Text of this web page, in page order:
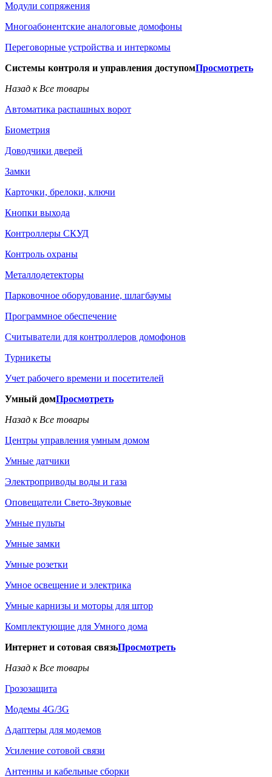
Модули сопряжения
Многоабонентские аналоговые домофоны
Переговорные устройства и интеркомы
Системы контроля и управления доступомПросмотреть
Назад к Все товары
Автоматика распашных ворот
Биометрия
Доводчики дверей
Замки
Карточки, брелоки, ключи
Кнопки выхода
Контроллеры СКУД
Контроль охраны
Металлодетекторы
Парковочное оборудование, шлагбаумы
Программное обеспечение
Считыватели для контроллеров домофонов
Турникеты
Учет рабочего времени и посетителей
Умный домПросмотреть
Назад к Все товары
Центры управления умным домом
Умные датчики
Электроприводы воды и газа
Оповещатели Свето-Звуковые
Умные пульты
Умные замки
Умные розетки
Умное освещение и электрика
Умные карнизы и моторы для штор
Комплектующие для Умного дома
Интернет и сотовая связьПросмотреть
Назад к Все товары
Грозозащита
Модемы 4G/3G
Адаптеры для модемов
Усиление сотовой связи
Антенны и кабельные сборки